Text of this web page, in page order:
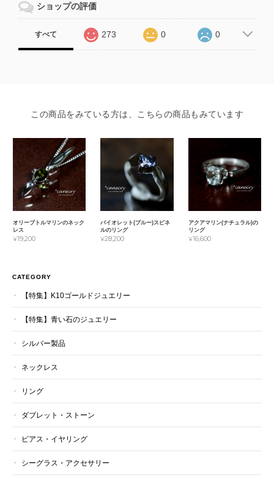
ショップの評価
すべて 273 0 0
この商品をみている方は、こちらの商品もみています
オリーブトルマリンのネック
レス
¥19,200
バイオレット(ブルー)スピネ
ルのリング
¥28,200
アクアマリン(ナチュラル)の
リング
¥16,600
CATEGORY
【特集】K10ゴールドジュエリー
【特集】青い石のジュエリー
シルバー製品
ネックレス
リング
ダブレット・ストーン
ピアス・イヤリング
シーグラス・アクセサリー